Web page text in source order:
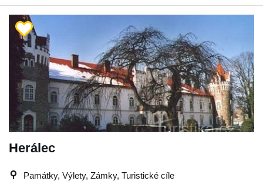
Herálec
Památky, Výlety, Zámky, Turistické cíle